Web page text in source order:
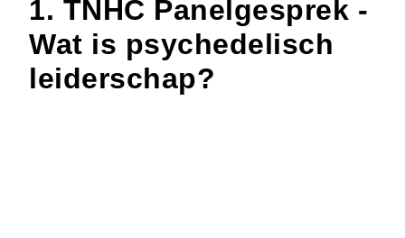
1. TNHC Panelgesprek -
Wat is psychedelisch
leiderschap?